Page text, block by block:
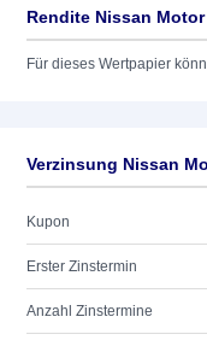
Rendite Nissan
Für dieses Wertpapier
Verzinsung Nissan
Kupon
Erster Zinstermin
Anzahl Zinstermine